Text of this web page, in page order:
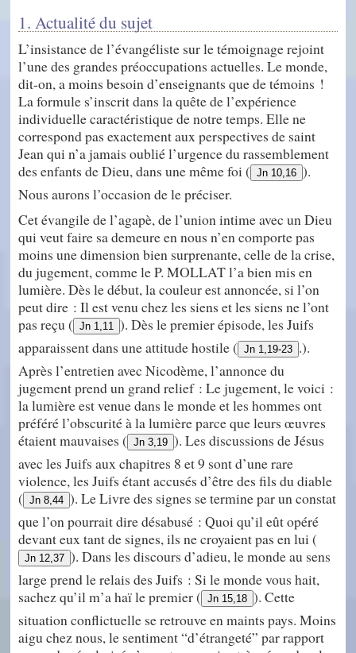
1. Actualité du sujet
L’insistance de l’évangéliste sur le témoignage rejoint
l’une des grandes préoccupations actuelles. Le monde,
dit-on, a moins besoin d’enseignants que de témoins !
La formule s’inscrit dans la quête de l’expérience
individuelle caractéristique de notre temps. Elle ne
correspond pas exactement aux perspectives de saint
Jean qui n’a jamais oublié l’urgence du rassemblement
des enfants de Dieu, dans une même foi ( Jn 10,16 ).
Nous aurons l’occasion de le préciser.
Cet évangile de l’agapè, de l’union intime avec un Dieu
qui veut faire sa demeure en nous n’en comporte pas
moins une dimension bien surprenante, celle de la crise,
du jugement, comme le P. MOLLAT l’a bien mis en
lumière. Dès le début, la couleur est annoncée, si l’on
peut dire : Il est venu chez les siens et les siens ne l’ont
pas reçu ( Jn 1,11 ). Dès le premier épisode, les Juifs
apparaissent dans une attitude hostile ( Jn 1,19-23 .).
Après l’entretien avec Nicodème, l’annonce du
jugement prend un grand relief : Le jugement, le voici :
la lumière est venue dans le monde et les hommes ont
préféré l’obscurité à la lumière parce que leurs œuvres
étaient mauvaises ( Jn 3,19 ). Les discussions de Jésus
avec les Juifs aux chapitres 8 et 9 sont d’une rare
violence, les Juifs étant accusés d’être des fils du diable
( Jn 8,44 ). Le Livre des signes se termine par un constat
que l’on pourrait dire désabusé : Quoi qu’il eût opéré
devant eux tant de signes, ils ne croyaient pas en lui (
Jn 12,37 ). Dans les discours d’adieu, le monde au sens
large prend le relais des Juifs : Si le monde vous hait,
sachez qu’il m’a haï le premier ( Jn 15,18 ). Cette
situation conflictuelle se retrouve en maints pays. Moins
aigu chez nous, le sentiment “d’étrangeté” par rapport